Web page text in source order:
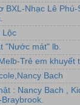
BXL-Nhạc Lê Phú-
Lộc
"Nước mát" lb.
Trẻ em khuyết
Bach
: Nancy Bach ,